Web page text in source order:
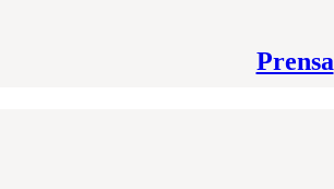
Prensa